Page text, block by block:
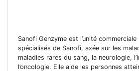
Sanofi Genzyme est l’unité
spécialisés de Sanofi, axée sur les
maladies rares du sang, la neurologie,
l’oncologie. Elle aide les personnes